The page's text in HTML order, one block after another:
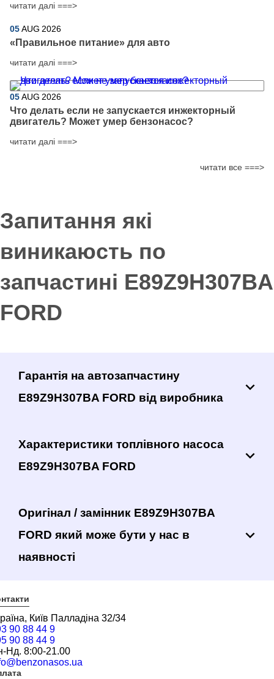
читати далі ===>
05AUG 2026
​«Правильное питание» для авто
читати далі ===>
05AUG 2026
Что делать если не запускается инжекторный
двигатель? Может умер бензонасос?
читати далі ===>
читати все ===>
Запитання які
виникаюсть по
запчастині E89Z9H307BA
FORD
Гарантія на автозапчастину
E89Z9H307BA FORD від виробника
Характеристики топлівного насоса
E89Z9H307BA FORD
Оригінал / замінник E89Z9H307BA
FORD який може бути у нас в
наявності
Київ Палладіна 32/34
90 88 44 9
90 88 44 9
Нд. 8:00-21.00